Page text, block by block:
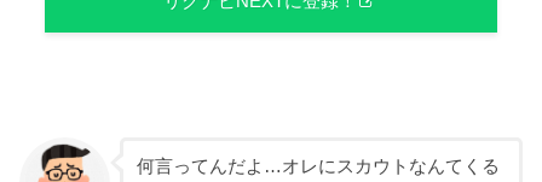
何言ってんだよ…オレにスカウトなんてくる